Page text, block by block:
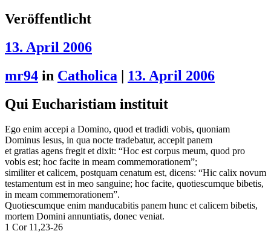
Veröffentlicht
13. April 2006
mr94 in Catholica | 13. April 2006
Qui Eucharistiam instituit
Ego enim accepi a Domino, quod et tradidi vobis, quoniam
Dominus Iesus, in qua nocte tradebatur, accepit panem
et gratias agens fregit et dixit: “Hoc est corpus meum, quod pro
vobis est; hoc facite in meam commemorationem”;
similiter et calicem, postquam cenatum est, dicens: “Hic calix novum
testamentum est in meo sanguine; hoc facite, quotiescumque bibetis,
in meam commemorationem”.
Quotiescumque enim manducabitis panem hunc et calicem bibetis,
mortem Domini annuntiatis, donec veniat.
1 Cor 11,23-26